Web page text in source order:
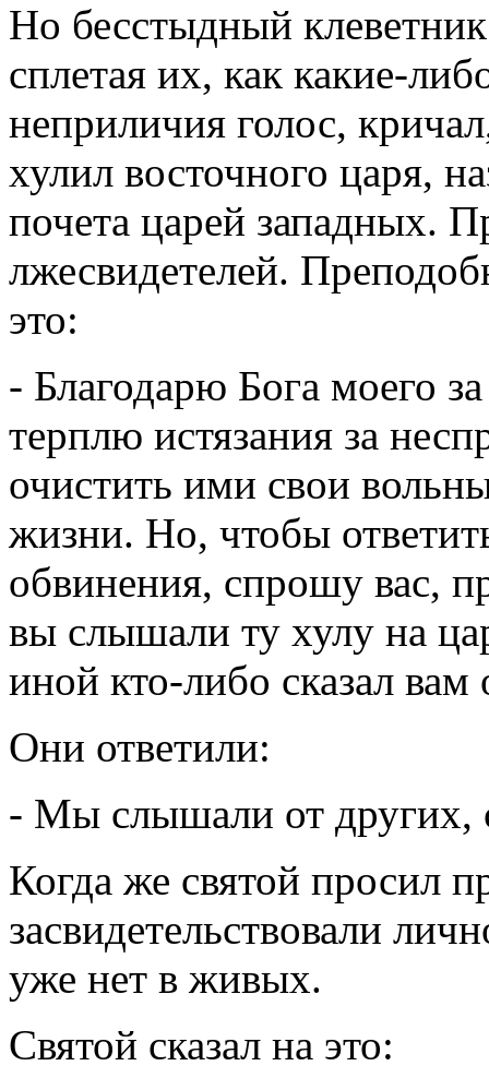
Но бесстыдный
сплетая их, как какие-
неприличия голос,
хулил восточного царя,
почета царей западных.
лжесвидетелей.
это:
- Благодарю Бога моего
терплю истязания за
очистить ими свои
жизни. Но, чтобы
обвинения, спрошу вас,
вы слышали ту хулу на
иной кто-либо сказал вам
Они ответили:
- Мы слышали от других,
Когда же святой просил
засвидетельствовали
уже нет в живых.
Святой сказал на это: